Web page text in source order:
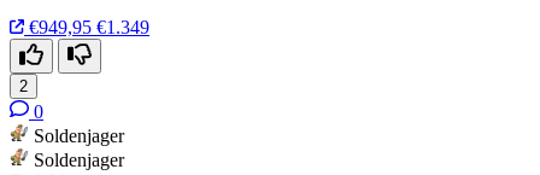
€949,95 €1.349
2
0
Soldenjager
Soldenjager